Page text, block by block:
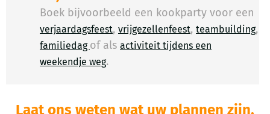
Boek bijvoorbeeld een kookparty voor een
verjaardagsfeest, vrijgezellenfeest, teambuilding,
familiedag of als activiteit tijdens een
weekendje weg.
Laat ons weten wat uw plannen zijn,